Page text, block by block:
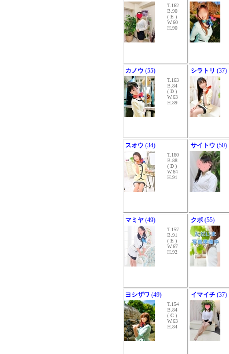
T.162
B.90
( E )
W.60
H.90
カノウ (55)
T.163
B.84
( D )
W.63
H.89
シラトリ (37)
スオウ (34)
T.160
B.88
( D )
W.64
H.91
サイトウ (50)
マミヤ (49)
T.157
B.91
( E )
W.67
H.92
クボ (55)
ヨシザワ (49)
T.154
B.84
( C )
W.63
H.84
イマイチ (37)